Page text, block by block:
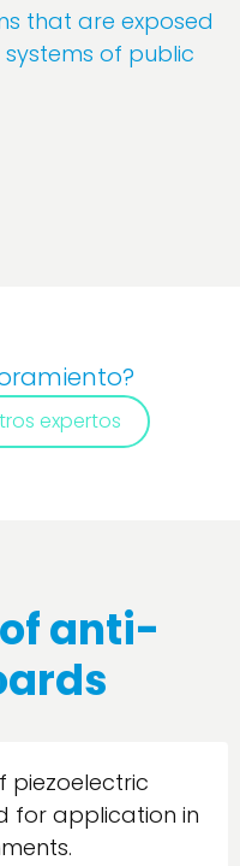
that are exposed
of public
expertos
anti-
piezoelectric
for application in